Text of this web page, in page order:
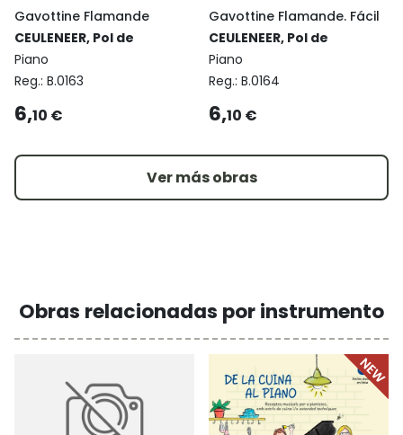
Gavottine Flamande
CEULENEER, Pol de
Piano
Reg.: B.0163
6,10 €
Gavottine Flamande. Fácil
CEULENEER, Pol de
Piano
Reg.: B.0164
6,10 €
Ver más obras
Obras relacionadas por instrumento